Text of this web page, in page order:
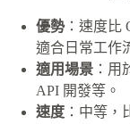
優勢：速度比
適合日常工作
適用場景 ：用
API 開發等。
速度 ：中等，